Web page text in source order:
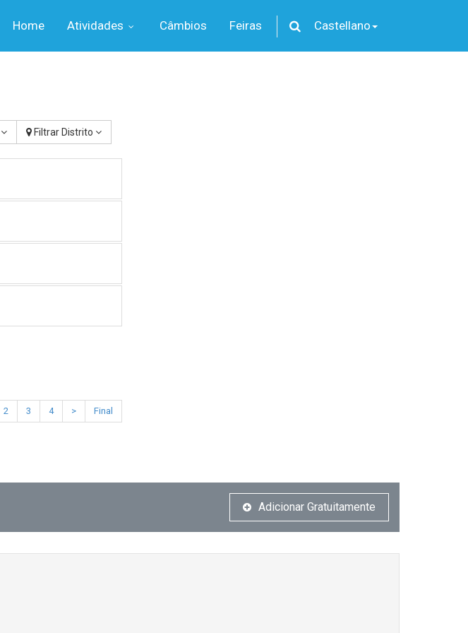
Home Atividades Câmbios Feiras Castellano
Filtrar Distrito
2 3 4 > Final
Adicionar Gratuitamente